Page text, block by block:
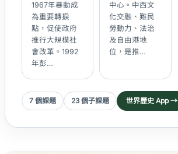
1967年暴動成
為重要轉捩
點，促使政府
推行大規模社
會改革。1992
年彭…
中心。中西文
化交融、難民
勞動力、法治
及自由港地
位，是推…
7 個課題 23 個子課題 世界歷史 App →